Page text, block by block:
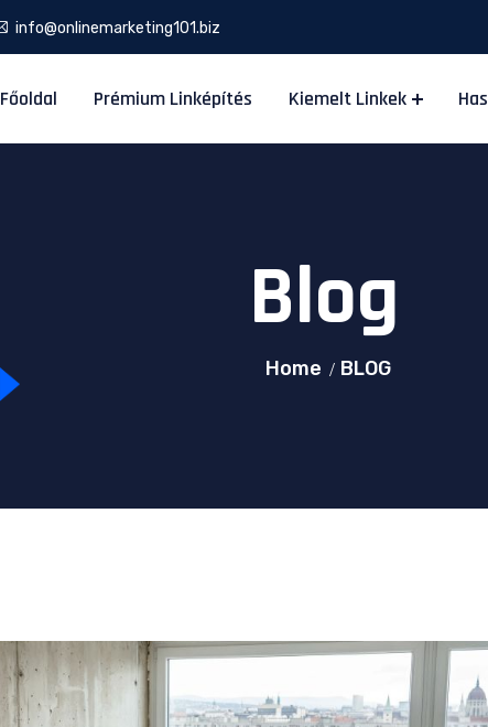
info@onlinemarketing101.biz
Főoldal Prémium Linképítés Kiemelt Linkek
Blog
Home BLOG